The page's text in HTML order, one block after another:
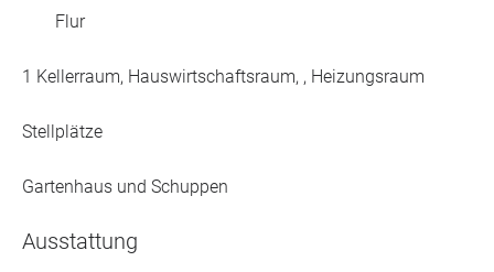
Flur
1 Kellerraum, Hauswirtschaftsraum, , Heizungsraum
Stellplätze
Gartenhaus und Schuppen
Ausstattung